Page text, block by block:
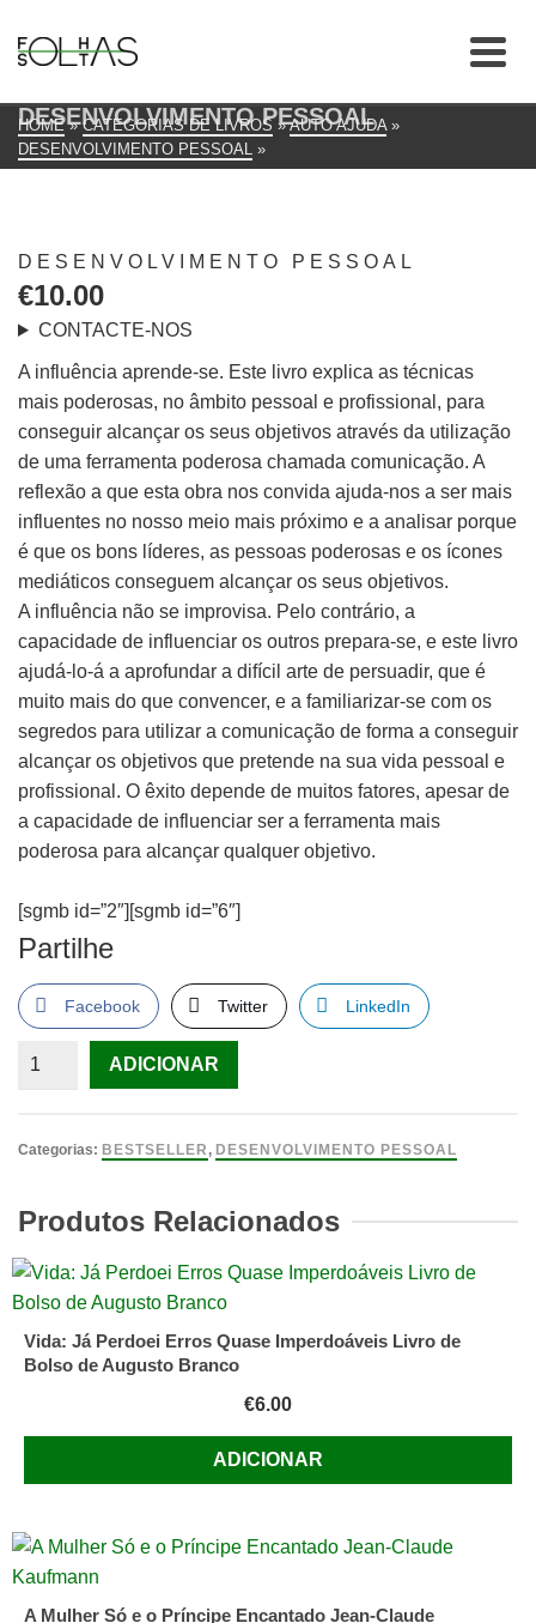
DESENVOLVIMENTO PESSOAL
HOME » CATEGORIAS DE LIVROS » AUTO AJUDA »
DESENVOLVIMENTO PESSOAL »
DESENVOLVIMENTO PESSOAL
€10.00
CONTACTE-NOS
A influência aprende-se. Este livro explica as técnicas
mais poderosas, no âmbito pessoal e profissional, para
conseguir alcançar os seus objetivos através da utilização
de uma ferramenta poderosa chamada comunicação. A
reflexão a que esta obra nos convida ajuda-nos a ser mais
influentes no nosso meio mais próximo e a analisar porque
é que os bons líderes, as pessoas poderosas e os ícones
mediáticos conseguem alcançar os seus objetivos.
A influência não se improvisa. Pelo contrário, a
capacidade de influenciar os outros prepara-se, e este livro
ajudá-lo-á a aprofundar a difícil arte de persuadir, que é
muito mais do que convencer, e a familiarizar-se com os
segredos para utilizar a comunicação de forma a conseguir
alcançar os objetivos que pretende na sua vida pessoal e
profissional. O êxito depende de muitos fatores, apesar de
a capacidade de influenciar ser a ferramenta mais
poderosa para alcançar qualquer objetivo.
[sgmb id=”2″][sgmb id=”6″]
Partilhe
Facebook Twitter LinkedIn
QuantidadeADICIONAR
Categorias: BESTSELLER , DESENVOLVIMENTO PESSOAL
Produtos Relacionados
Vida: Já Perdoei Erros Quase Imperdoáveis Livro de
Bolso de Augusto Branco
€6.00
ADICIONAR
A Mulher Só e o Príncipe Encantado Jean-Claude